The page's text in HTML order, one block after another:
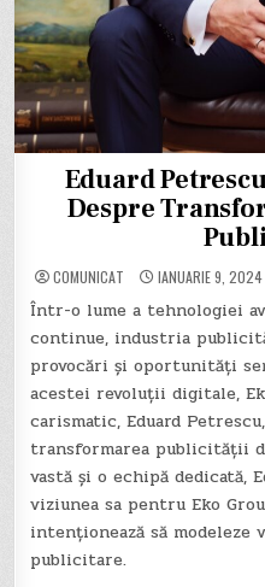
Eduard
Despre
COMUNICAT IANUARIE 9, 2024
Într-o lume a tehnologiei
continue, industria
provocări și oportunități
acestei revoluții digitale,
carismatic, Eduard
transformarea publicității
vastă și o echipă dedicată,
viziunea sa pentru Eko
intenționează să
publicitare.